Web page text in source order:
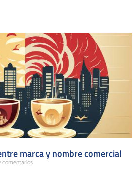
marca y nombre comercial
comentarios